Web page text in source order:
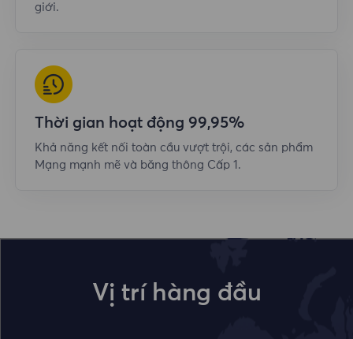
giới.
Thời gian hoạt động 99,95%
Khả năng kết nối toàn cầu vượt trội, các sản phẩm
Mạng mạnh mẽ và băng thông Cấp 1.
Vị trí hàng đầu